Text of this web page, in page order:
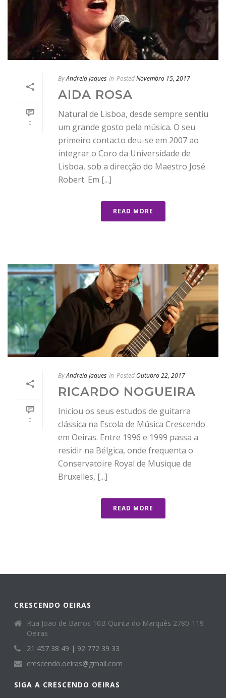
0
ByAndreia Jaques In PostedNovembro 15, 2017
AIDA ROSA
Natural de Lisboa, desde sempre sentiu
um grande gosto pela música. O seu
primeiro contacto deu-se em 2007 ao
integrar o Coro da Universidade de
Lisboa, sob a direcção do Maestro José
Robert. Em [...]
READ MORE
0
ByAndreia Jaques In Posted Outubro 22, 2017
RICARDO NOGUEIRA
Iniciou os seus estudos de guitarra
clássica na Escola de Música Crescendo
em Oeiras. Entre 1996 e 1999 passa a
residir na Bélgica, onde frequenta o
Conservatoire Royal de Musique de
Bruxelles, [...]
READ MORE
CRESCENDO OEIRAS
Rua João de Barros 10B Quinta do Marquês 2780-119
Oeiras
21 457 38 49 | 92 772 39 33
crescendo.oeiras@gmail.com
SIGA A CRESCENDO OEIRAS